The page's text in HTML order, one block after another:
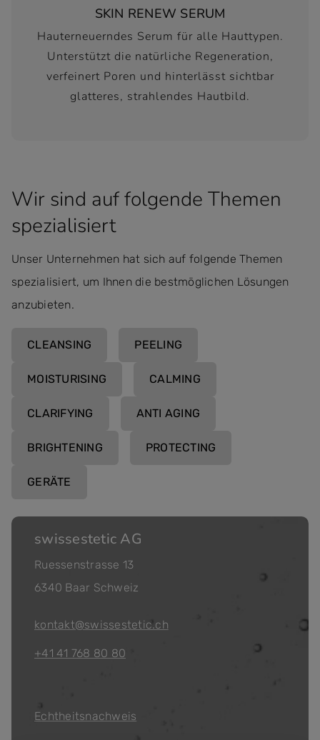
SKIN RENEW SERUM
Hauterneuerndes Serum für alle Hauttypen.
Unterstützt die natürliche Regeneration,
verfeinert Poren und hinterlässt sichtbar
glatteres, strahlendes Hautbild.
Wir sind auf folgende Themen
spezialisiert
Unser Unternehmen hat sich auf folgende Themen
spezialisiert, um Ihnen die bestmöglichen Lösungen
anzubieten.
CLEANSING PEELING
MOISTURISING CALMING
CLARIFYING ANTI AGING
BRIGHTENING PROTECTING
GERÄTE
swissestetic AG
Ruessenstrasse 13
6340 Baar Schweiz
kontakt@swissestetic.ch
+41 41 768 80 80
Echtheitsnachweis